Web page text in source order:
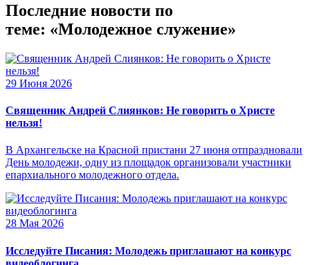
Последние новости по
теме: «Молодежное служение»
29 Июня 2026
Священник Андрей Слиянков: Не говорить о Христе
нельзя!
В Архангельске на Красной пристани 27 июня отпраздновали
День молодежи, одну из площадок организовали участники
епархиального молодежного отдела.
28 Мая 2026
Исследуйте Писания: Молодежь приглашают на конкурс